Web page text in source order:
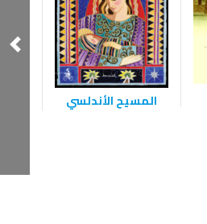
المسيح الأندلسي